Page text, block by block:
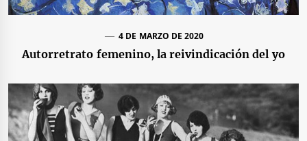
4 DE MARZO DE 2020
Autorretrato femenino, la reivindicación del yo